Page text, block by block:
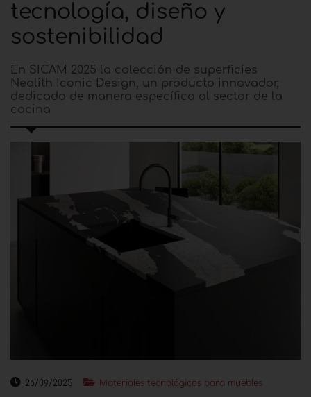
tecnología, diseño y
sostenibilidad
En SICAM 2025 la colección de superficies
Neolith Iconic Design, un producto innovador,
dedicado de manera específica al sector de la
cocina
26/09/2025 Materiales tecnológicos para muebles